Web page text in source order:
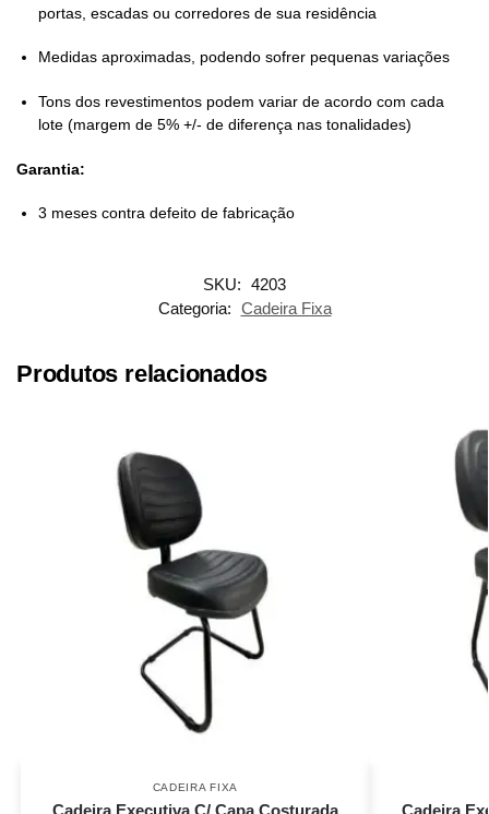
portas, escadas ou corredores de sua residência
Medidas aproximadas, podendo sofrer pequenas variações
Tons dos revestimentos podem variar de acordo com cada
lote (margem de 5% +/- de diferença nas tonalidades)
Garantia:
3 meses contra defeito de fabricação
SKU: 4203
Categoria: Cadeira Fixa
Produtos relacionados
CADEIRA FIXA
Cadeira Executiva C/ Capa Costurada
Cadeira